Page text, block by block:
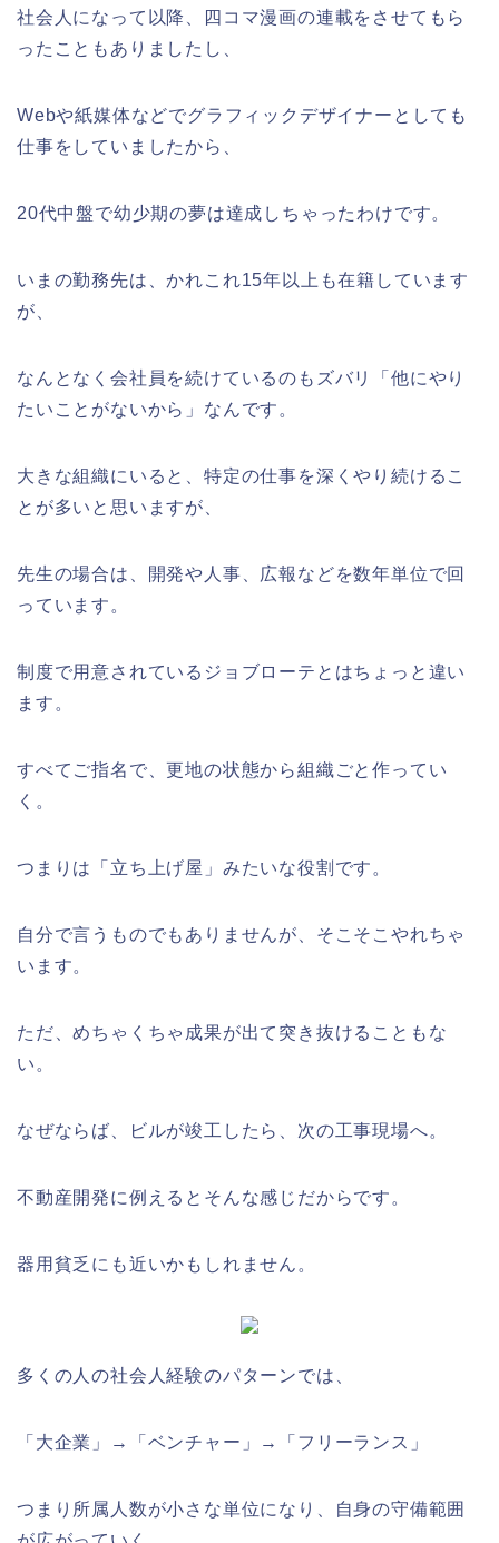
社会人になって以降、四コマ漫画の連載をさせてもら
ったこともありましたし、
Webや紙媒体などでグラフィックデザイナーとしても
仕事をしていましたから、
20代中盤で幼少期の夢は達成しちゃったわけです。
いまの勤務先は、かれこれ15年以上も在籍しています
が、
なんとなく会社員を続けているのもズバリ「他にやり
たいことがないから」なんです。
大きな組織にいると、特定の仕事を深くやり続けるこ
とが多いと思いますが、
先生の場合は、開発や人事、広報などを数年単位で回
っています。
制度で用意されているジョブローテとはちょっと違い
ます。
すべてご指名で、更地の状態から組織ごと作ってい
く。
つまりは「立ち上げ屋」みたいな役割です。
自分で言うものでもありませんが、そこそこやれちゃ
います。
ただ、めちゃくちゃ成果が出て突き抜けることもな
い。
なぜならば、ビルが竣工したら、次の工事現場へ。
不動産開発に例えるとそんな感じだからです。
器用貧乏にも近いかもしれません。
多くの人の社会人経験のパターンでは、
「大企業」→「ベンチャー」→「フリーランス」
つまり所属人数が小さな単位になり、自身の守備範囲